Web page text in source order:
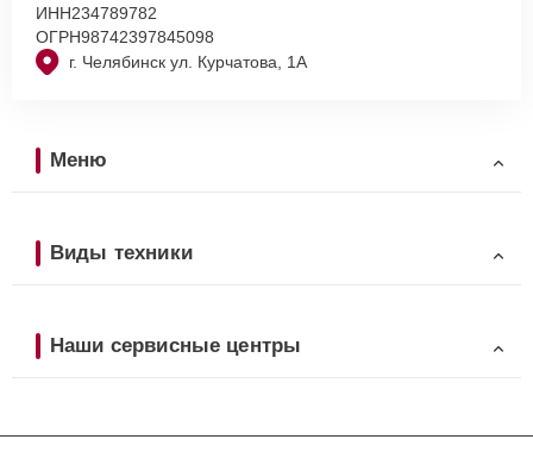
г. Челябинск ул. Курчатова, 1А
ИНН234789782
ОГРН98742397845098
Меню
Виды техники
Наши сервисные центры